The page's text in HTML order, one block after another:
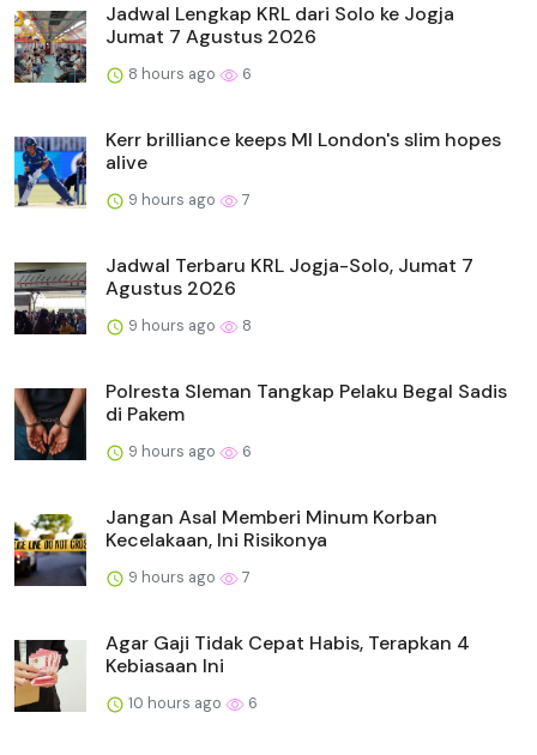
Jadwal Lengkap KRL dari Solo ke Jogja
Jumat 7 Agustus 2026
8 hours ago 6
Kerr brilliance keeps MI London's slim hopes
alive
9 hours ago 7
Jadwal Terbaru KRL Jogja-Solo, Jumat 7
Agustus 2026
9 hours ago 8
Polresta Sleman Tangkap Pelaku Begal Sadis
di Pakem
9 hours ago 6
Jangan Asal Memberi Minum Korban
Kecelakaan, Ini Risikonya
9 hours ago 7
Agar Gaji Tidak Cepat Habis, Terapkan 4
Kebiasaan Ini
10 hours ago 6